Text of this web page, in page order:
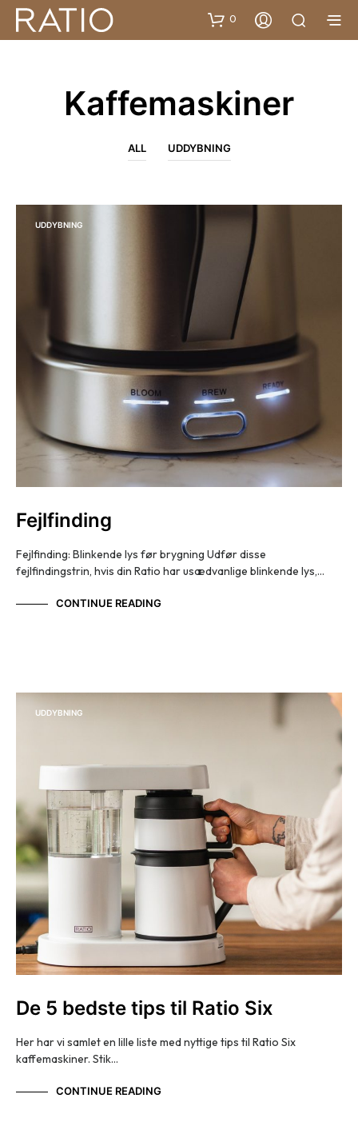
0
Kaffemaskiner
ALL UDDYBNING
UDDYBNING
Fejlfinding
Fejlfinding: Blinkende lys før brygning Udfør disse
fejlfindingstrin, hvis din Ratio har usædvanlige blinkende lys,…
CONTINUE READING
UDDYBNING
De 5 bedste tips til Ratio Six
Her har vi samlet en lille liste med nyttige tips til Ratio Six
kaffemaskiner. Stik…
CONTINUE READING